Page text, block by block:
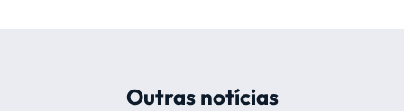
Outras notícias